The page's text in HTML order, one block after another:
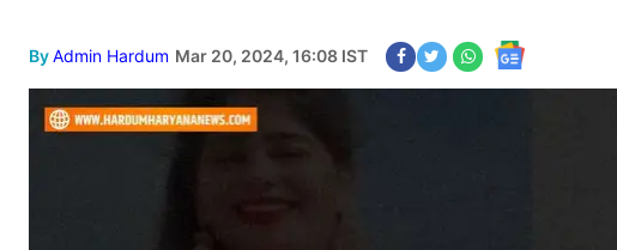
ByAdmin Hardum Mar 20, 2024, 16:08 IST